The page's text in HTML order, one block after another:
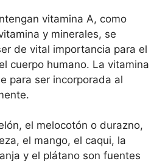
vitamina A, como
y minerales, se
de vital importancia para el
cuerpo humano. La vitamina
para ser incorporada al
el melocotón o durazno,
el mango, el caqui, la
y el plátano son fuentes